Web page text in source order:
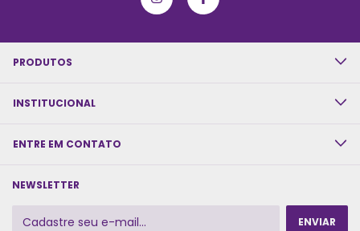
PRODUTOS
INSTITUCIONAL
ENTRE EM CONTATO
NEWSLETTER